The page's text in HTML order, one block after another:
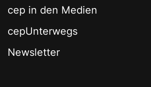
cep in den Medien
cepUnterwegs
Newsletter